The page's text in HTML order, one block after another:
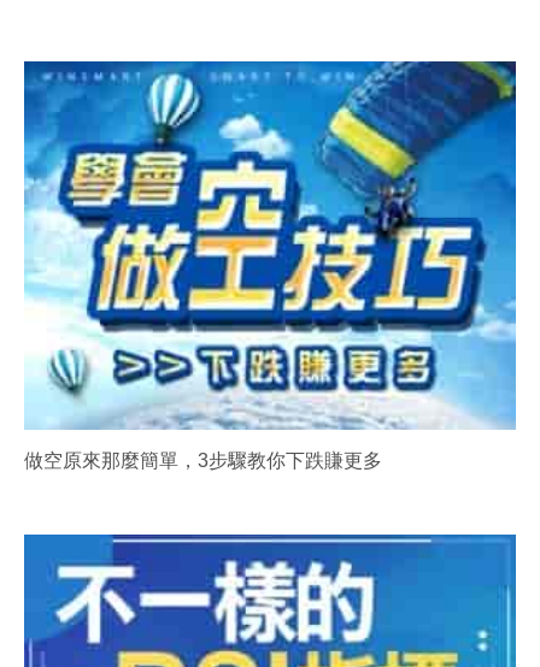
做空原來那麼簡單，3步驟教你下跌賺更多